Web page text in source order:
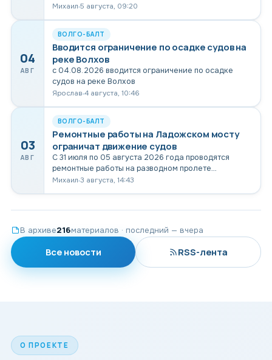
06.08.2026 в связи с проведением опасных работ
Михаил 5 августа, 09:20
04
АВГ
ВОЛГО-БАЛТ
Вводится ограничение по осадке судов на
реке Волхов
с 04.08.2026 вводится ограничение по осадке
судов на реке Волхов
Ярослав 4 августа, 10:46
03
АВГ
ВОЛГО-БАЛТ
Ремонтные работы на Ладожском мосту
ограничат движение судов
С 31 июля по 05 августа 2026 года проводятся
ремонтные работы на разводном пролете
Ладожского моста, разводка моста не будет
Михаил 3 августа, 14:43
В архиве216материалов · последний — вчера
Все новости RSS-лента
О ПРОЕКТЕ